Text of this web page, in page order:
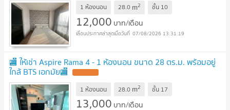
1 ห้องนอน 28.0 m2 ชั้น 10
12,000 บาท/เดือน
07/08/2026 13:31:19
🏬 ให้เช่า Aspire Rama 4 - 1 ห้องนอน ขนาด 28 ตร.ม. พร้อมอยู่
ใกล้ BTS เอกมัย🏬
1 ห้องนอน 28.0 m2 ชั้น 17
13,000 บาท/เดือน